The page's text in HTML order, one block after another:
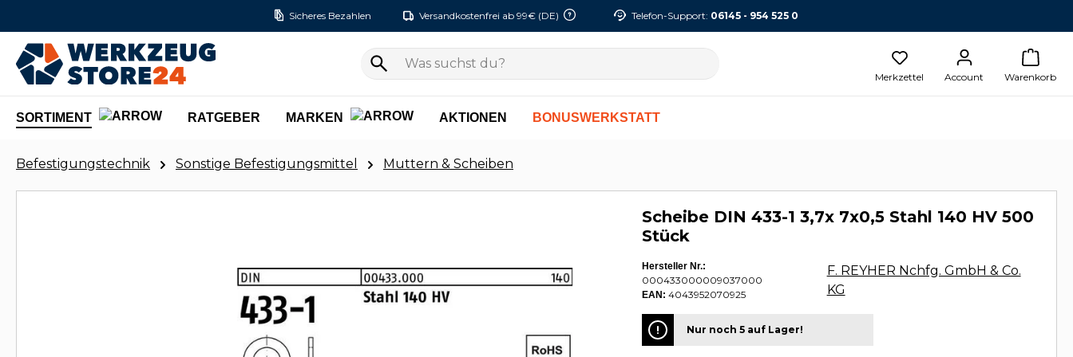
Sicheres Bezahlen Versandkostenfrei ab 99€ (DE) Telefon-Support: 06145 - 954 525 0
Merkzettel Account Warenkorb
SORTIMENT RATGEBER MARKEN AKTIONEN BONUSWERKSTATT
Befestigungstechnik Sonstige Befestigungsmittel Muttern & Scheiben
Scheibe DIN 433-1 3,7x 7x0,5 Stahl 140 HV 500
Stück
Hersteller Nr.:
000433000009037000
EAN: 4043952070925
F. REYHER Nchfg. GmbH & Co.
KG
Nur noch 5 auf Lager!